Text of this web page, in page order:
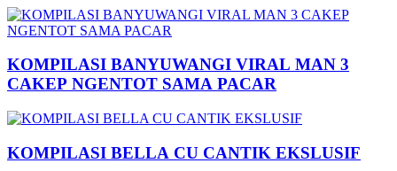
KOMPILASI BANYUWANGI VIRAL MAN 3
CAKEP NGENTOT SAMA PACAR
KOMPILASI BELLA CU CANTIK EKSLUSIF